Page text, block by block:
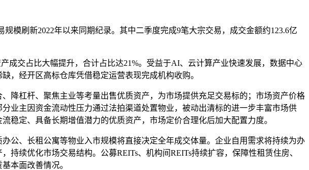
模刷新2022年以来同期纪录。其中二季度完成9笔大宗交易，成交金额约123.6亿
成交占比大幅提升，合计占比达21%。受益于AI、云计算产业快速发展，数据中心
，经开区高标仓库凭借稳定运营表现完成机构收购。
降杠杆、聚焦主业等考量出售优质资产，为市场提供充足交易标的；市场资产价格
业主因资金流动性压力通过法拍渠道处置物业，被动出清标的进一步丰富市场供
稳定、具备长期增值潜力的优质资产，市场定价合理化后加大配置力度。
公、长租公寓等物业入市规模将直接决定全年成交体量。企业自用需求将持续为办
续优化市场交易结构。公募REITs、机构间REITs持续扩容，保障性租赁住房、
本面改善情况。